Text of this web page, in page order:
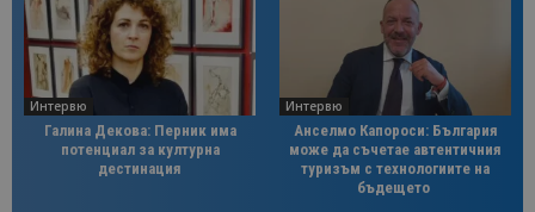
Интервю
Галина Декова: Перник има
потенциал за културна
дестинация
Интервю
Анселмо Капороси: България
може да съчетае автентичния
туризъм с технологиите на
бъдещето